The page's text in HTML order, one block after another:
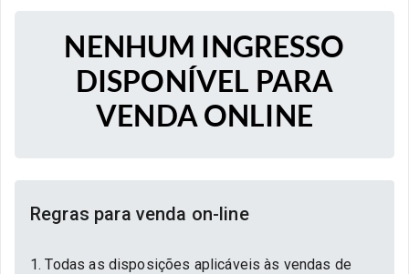
NENHUM INGRESSO
DISPONÍVEL PARA
VENDA ONLINE
Regras para venda on-line
1. Todas as disposições aplicáveis às vendas de